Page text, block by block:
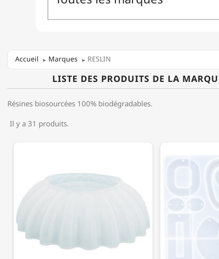
Accueil Marques RESLIN
LISTE DES PRODUITS DE LA
Résines biosourcées 100% biodégradables.
Il y a 31 produits.